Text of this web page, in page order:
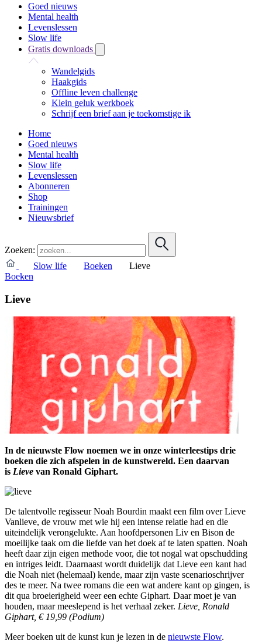
Goed nieuws
Mental health
Levenslessen
Slow life
Gratis downloads
Wandelgids
Haakgids
Offline leven challenge
Klein geluk werkboek
Schrijf een brief aan je toekomstige ik
Home
Goed nieuws
Mental health
Slow life
Levenslessen
Abonneren
Shop
Trainingen
Nieuwsbrief
Zoeken:
Slow life
Boeken
Lieve
Boeken
Lieve
In de nieuwste Flow noemen we in onze winterleestips drie
boeken die zich afspelen in de kunstwereld. Een daarvan
is Lieve van Ronald Giphart.
De talentvolle regisseur Noah Bourdin maakt een film over Lieve
Vanlieve, de vrouw met wie hij een intense relatie had en die
uiteindelijk verongelukte. Aan hoofdpersonen Liv en Bison de
moeilijke taak om die liefde van het doek af te laten spatten. Noah
heeft daar zijn eigen methode voor, die tot nogal wat opschudding
en intriges leidt. Daarnaast wordt duidelijk dat Lieve een kant had
die Noah niet (helemaal) kende, maar zijn vaste scenarioschrijver
des te meer. Na twee romans die een wat andere kant op gingen, is
dit qua broeierigheid weer een echte Giphart. Daar moet je van
houden, maar meeslepend is het verhaal zeker. Lieve, Ronald
Giphart, € 19,99 (Podium)
Meer boeken uit de kunst kun je lezen in de nieuwste Flow.